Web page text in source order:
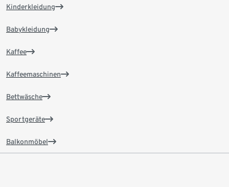
Kinderkleidung
Babykleidung
Kaffee
Kaffeemaschinen
Bettwäsche
Sportgeräte
Balkonmöbel